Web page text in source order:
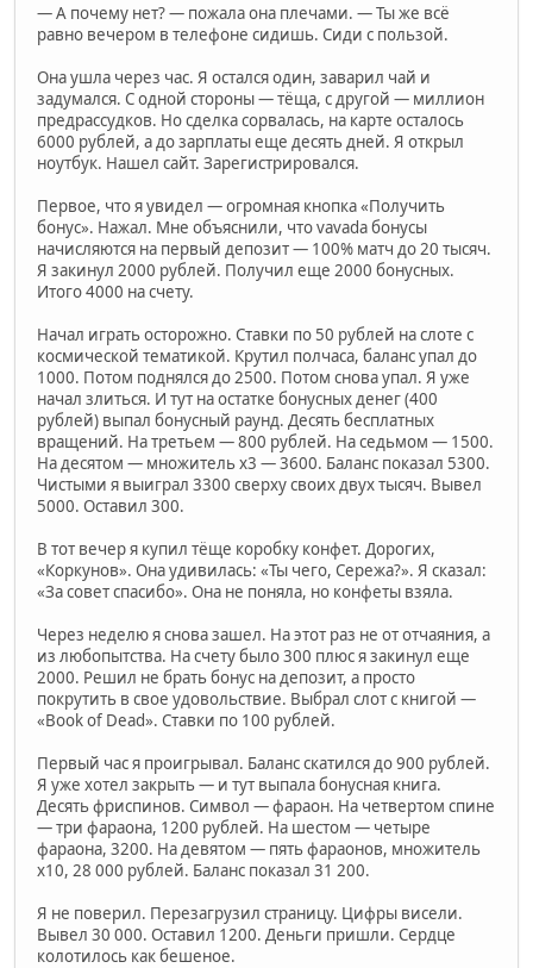
— А почему нет? — пожала она плечами. — Ты же всё
равно вечером в телефоне сидишь. Сиди с пользой.
Она ушла через час. Я остался один, заварил чай и
задумался. С одной стороны — тёща, с другой — миллион
предрассудков. Но сделка сорвалась, на карте осталось
6000 рублей, а до зарплаты еще десять дней. Я открыл
ноутбук. Нашел сайт. Зарегистрировался.
Первое, что я увидел — огромная кнопка «Получить
бонус». Нажал. Мне объяснили, что vavada бонусы
начисляются на первый депозит — 100% матч до 20 тысяч.
Я закинул 2000 рублей. Получил еще 2000 бонусных.
Итого 4000 на счету.
Начал играть осторожно. Ставки по 50 рублей на слоте с
космической тематикой. Крутил полчаса, баланс упал до
1000. Потом поднялся до 2500. Потом снова упал. Я уже
начал злиться. И тут на остатке бонусных денег (400
рублей) выпал бонусный раунд. Десять бесплатных
вращений. На третьем — 800 рублей. На седьмом — 1500.
На десятом — множитель х3 — 3600. Баланс показал 5300.
Чистыми я выиграл 3300 сверху своих двух тысяч. Вывел
5000. Оставил 300.
В тот вечер я купил тёще коробку конфет. Дорогих,
«Коркунов». Она удивилась: «Ты чего, Сережа?». Я сказал:
«За совет спасибо». Она не поняла, но конфеты взяла.
Через неделю я снова зашел. На этот раз не от отчаяния, а
из любопытства. На счету было 300 плюс я закинул еще
2000. Решил не брать бонус на депозит, а просто
покрутить в свое удовольствие. Выбрал слот с книгой —
«Book of Dead». Ставки по 100 рублей.
Первый час я проигрывал. Баланс скатился до 900 рублей.
Я уже хотел закрыть — и тут выпала бонусная книга.
Десять фриспинов. Символ — фараон. На четвертом спине
— три фараона, 1200 рублей. На шестом — четыре
фараона, 3200. На девятом — пять фараонов, множитель
х10, 28 000 рублей. Баланс показал 31 200.
Я не поверил. Перезагрузил страницу. Цифры висели.
Вывел 30 000. Оставил 1200. Деньги пришли. Сердце
колотилось как бешеное.